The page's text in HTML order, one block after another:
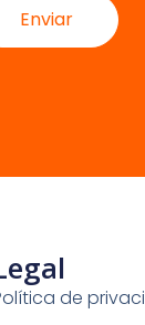
Enviar
de